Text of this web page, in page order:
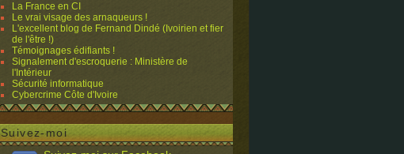
La France en CI
Le vrai visage des arnaqueurs !
L'excellent blog de Fernand Dindé (Ivoirien et fier
de l'être !)
Témoignages édifiants !
Signalement d'escroquerie : Ministère de
l'Intérieur
Sécurité informatique
Cybercrime Côte d'Ivoire
Suivez-moi